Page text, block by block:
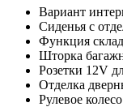
Вариант
Сиденья с
Функция
Шторка
Розетки 12V
Отделка
Рулевое